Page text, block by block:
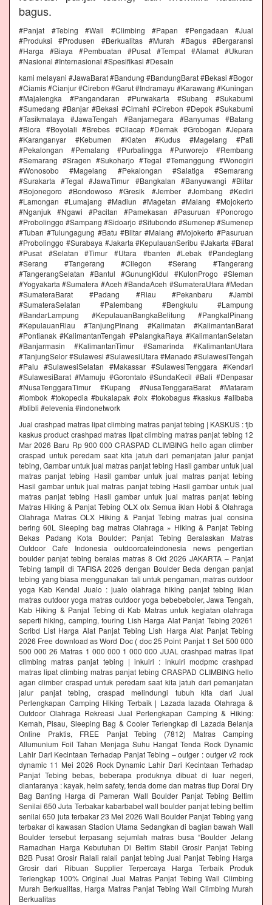
bagus.
#Panjat #Tebing #Wall #Climbing #Papan #Pengadaan #Jual
#Produksi #Produsen #Berkualitas #Murah #Bagus #Bergaransi
#Harga #Biaya #Pembuatan #Pusat #Tempat #Alamat #Ukuran
#Nasional #Internasional #Spesifikasi #Desain
kami melayani #JawaBarat #Bandung #BandungBarat #Bekasi #Bogor
#Ciamis #Cianjur #Cirebon #Garut #Indramayu #Karawang #Kuningan
#Majalengka #Pangandaran #Purwakarta #Subang #Sukabumi
#Sumedang #Banjar #Bekasi #Cimahi #Cirebon #Depok #Sukabumi
#Tasikmalaya #JawaTengah #Banjarnegara #Banyumas #Batang
#Blora #Boyolali #Brebes #Cilacap #Demak #Grobogan #Jepara
#Karanganyar #Kebumen #Klaten #Kudus #Magelang #Pati
#Pekalongan #Pemalang #Purbalingga #Purworejo #Rembang
#Semarang #Sragen #Sukoharjo #Tegal #Temanggung #Wonogiri
#Wonosobo #Magelang #Pekalongan #Salatiga #Semarang
#Surakarta #Tegal #JawaTimur #Bangkalan #Banyuwangi #Blitar
#Bojonegoro #Bondowoso #Gresik #Jember #Jombang #Kediri
#Lamongan #Lumajang #Madiun #Magetan #Malang #Mojokerto
#Nganjuk #Ngawi #Pacitan #Pamekasan #Pasuruan #Ponorogo
#Probolinggo #Sampang #Sidoarjo #Situbondo #Sumenep #Sumenep
#Tuban #Tulungagung #Batu #Blitar #Malang #Mojokerto #Pasuruan
#Probolinggo #Surabaya #Jakarta #KepulauanSeribu #Jakarta #Barat
#Pusat #Selatan #Timur #Utara #banten #Lebak #Pandeglang
#Serang #Tangerang #Cilegon #Serang #Tangerang
#TangerangSelatan #Bantul #GunungKidul #KulonProgo #Sleman
#Yogyakarta #Sumatera #Aceh #BandaAceh #SumateraUtara #Medan
#SumateraBarat #Padang #Riau #Pekanbaru #Jambi
#SumateraSelatan #Palembang #Bengkulu #Lampung
#BandarLampung #KepulauanBangkaBelitung #PangkalPinang
#KepulauanRiau #TanjungPinang #Kalimatan #KalimantanBarat
#Pontianak #KalimantanTengah #PalangkaRaya #KalimantanSelatan
#Banjarmasin #KalimantanTimur #Samarinda #KalimantanUtara
#TanjungSelor #Sulawesi #SulawesiUtara #Manado #SulawesiTengah
#Palu #SulawesiSelatan #Makassar #SulawesiTenggara #Kendari
#SulawesiBarat #Mamuju #Gorontalo #SundaKecil #Bali #Denpasar
#NusaTenggaraTimur #Kupang #NusaTenggaraBarat #Mataram
#lombok #tokopedia #bukalapak #olx #tokobagus #kaskus #alibaba
#blibli #elevenia #indonetwork
Jual crashpad matras lipat climbing matras panjat tebing | KASKUS : fjb
kaskus product crashpad matras lipat climbing matras panjat tebing 12
Mar 2026 Baru Rp 900 000 CRASPAD CLIMBING hello agan climber
craspad untuk peredam saat kita jatuh dari pemanjatan jalur panjat
tebing, Gambar untuk jual matras panjat tebing Hasil gambar untuk jual
matras panjat tebing Hasil gambar untuk jual matras panjat tebing
Hasil gambar untuk jual matras panjat tebing Hasil gambar untuk jual
matras panjat tebing Hasil gambar untuk jual matras panjat tebing
Matras Hiking & Panjat Tebing OLX olx Semua iklan Hobi & Olahraga
Olahraga Matras OLX Hiking & Panjat Tebing matras jual consina
bering 60L Sleeping bag matras Olahraga » Hiking & Panjat Tebing
Bekas Padang Kota Boulder: Panjat Tebing Beralaskan Matras
Outdoor Cafe Indonesia outdoorcafeindonesia news pengertian
boulder panjat tebing beralas matras 8 Okt 2026 JAKARTA – Panjat
Tebing tampil di TAFISA 2026 dengan Boulder Beda dengan panjat
tebing yang biasa menggunakan tali untuk pengaman, matras outdoor
yoga Kab Kendal Jualo : jualo olahraga hiking panjat tebing iklan
matras outdoor yoga matras outdoor yoga bebebeboler, Jawa Tengah,
Kab Hiking & Panjat Tebing di Kab Matras untuk kegiatan olahraga
seperti hiking, camping, touring Lish Harga Alat Panjat Tebing 20261
Scribd List Harga Alat Panjat Tebing Lish Harga Alat Panjat Tebing
2026 Free download as Word Doc ( doc 25 Point Panjat 1 Set 500 000
500 000 26 Matras 1 000 000 1 000 000 JUAL crashpad matras lipat
climbing matras panjat tebing | inkuiri : inkuiri modpmc crashpad
matras lipat climbing matras panjat tebing CRASPAD CLIMBING hello
agan climber craspad untuk peredam saat kita jatuh dari pemanjatan
jalur panjat tebing, craspad melindungi tubuh kita dari Jual
Perlengkapan Camping Hiking Terbaik | Lazada lazada Olahraga &
Outdoor Olahraga Rekreasi Jual Perlengkapan Camping & Hiking:
Kemah, Pisau, Sleeping Bag & Cooler Terlengkap di Lazada Belanja
Online Praktis, FREE Panjat Tebing (7812) Matras Camping
Allumunium Foil Tahan Menjaga Suhu Hangat Tenda Rock Dynamic
Lahir Dari Kecintaan Terhadap Panjat Tebing – outger : outger v2 rock
dynamic 11 Mei 2026 Rock Dynamic Lahir Dari Kecintaan Terhadap
Panjat Tebing bebas, beberapa produknya dibuat di luar negeri,
diantaranya : kayak, helm safety, tenda dome dan matras tiup Dorai Dry
Bag Banting Harga di Pameran Wall Boulder Panjat Tebing Beltim
Senilai 650 Juta Terbakar kabarbabel wall boulder panjat tebing beltim
senilai 650 juta terbakar 23 Mei 2026 Wall Boulder Panjat Tebing yang
terbakar di kawasan Stadion Utama Sedangkan di bagian bawah Wall
Boulder tersebut terpasang sejumlah matras busa “Boulder Jelang
Ramadhan Harga Kebutuhan Di Beltim Stabil Grosir Panjat Tebing
B2B Pusat Grosir Ralali‎ ralali panjat tebing‎ Jual Panjat Tebing Harga
Grosir dari Ribuan Supplier Terpercaya Harga Terbaik Produk
Terlengkap 100% Original Jual Matras Panjat Tebing Wall Climbing
Murah Berkualitas, Harga Matras Panjat Tebing Wall Climbing Murah
Berkualitas